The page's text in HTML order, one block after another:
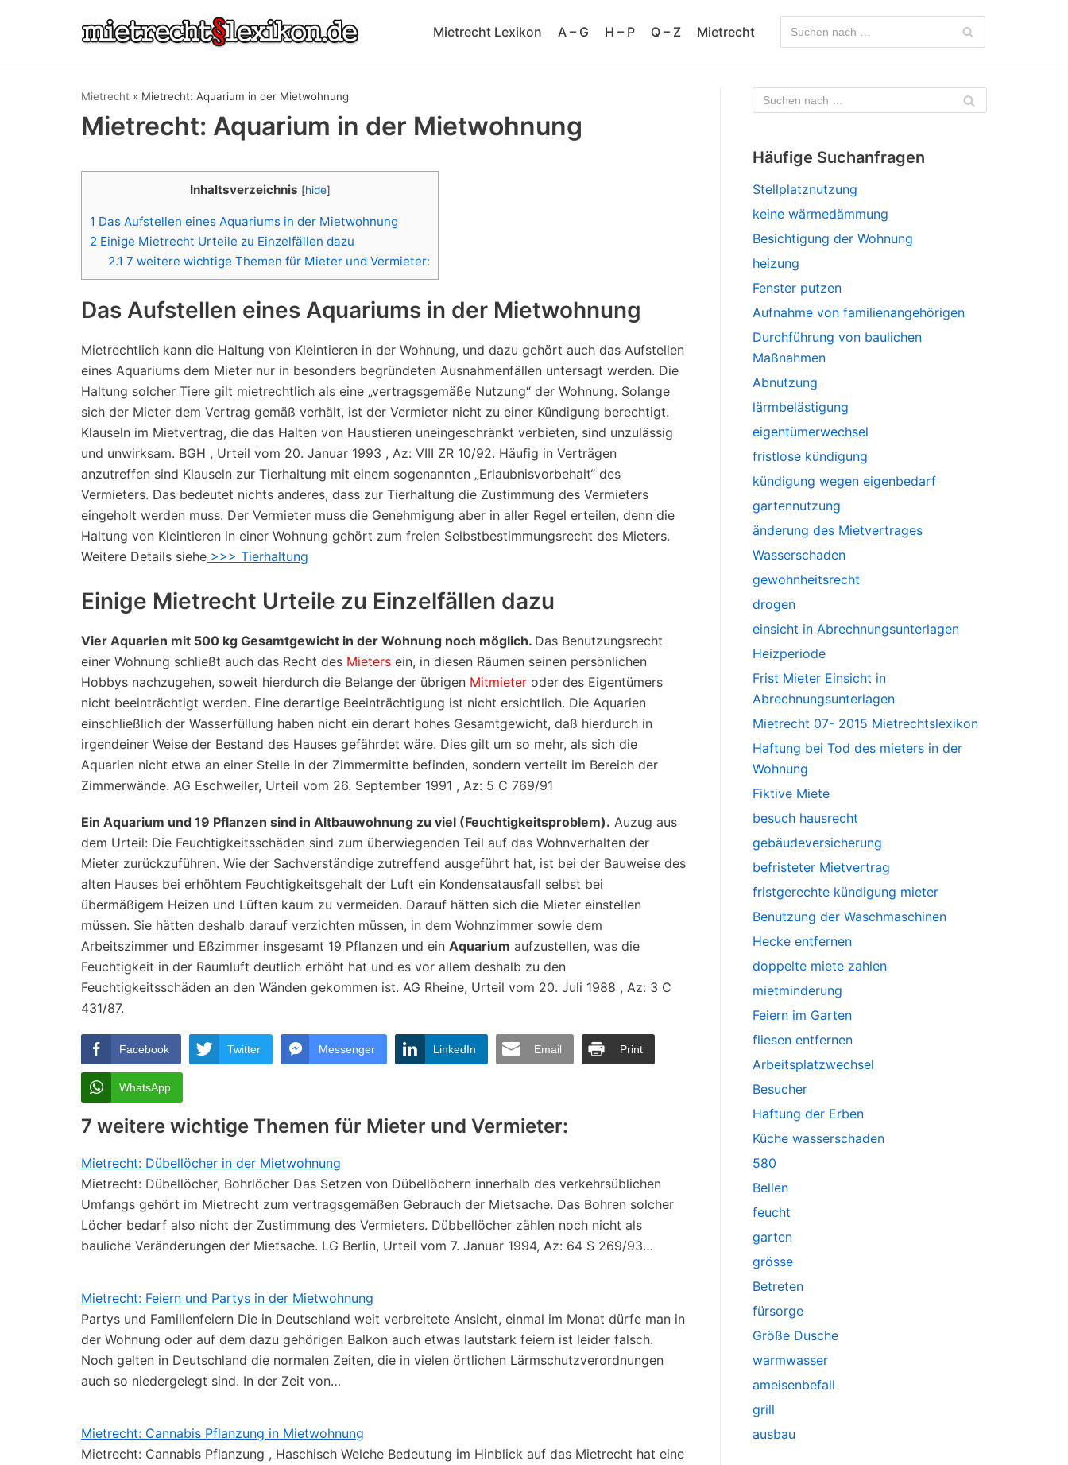
Mietrecht Lexikon A – G H – P Q – Z Mietrecht
Mietrecht » Mietrecht: Aquarium in der Mietwohnung
Mietrecht: Aquarium in der Mietwohnung
Inhaltsverzeichnis [hide]
1 Das Aufstellen eines Aquariums in der Mietwohnung
2 Einige Mietrecht Urteile zu Einzelfällen dazu
2.1 7 weitere wichtige Themen für Mieter und Vermieter:
Das Aufstellen eines Aquariums in der Mietwohnung
Mietrechtlich kann die Haltung von Kleintieren in der Wohnung, und dazu gehört auch das Aufstellen
eines Aquariums dem Mieter nur in besonders begründeten Ausnahmenfällen untersagt werden. Die
Haltung solcher Tiere gilt mietrechtlich als eine „vertragsgemäße Nutzung“ der Wohnung. Solange
sich der Mieter dem Vertrag gemäß verhält, ist der Vermieter nicht zu einer Kündigung berechtigt.
Klauseln im Mietvertrag, die das Halten von Haustieren uneingeschränkt verbieten, sind unzulässig
und unwirksam. BGH , Urteil vom 20. Januar 1993 , Az: VIII ZR 10/92. Häufig in Verträgen
anzutreffen sind Klauseln zur Tierhaltung mit einem sogenannten „Erlaubnisvorbehalt“ des
Vermieters. Das bedeutet nichts anderes, dass zur Tierhaltung die Zustimmung des Vermieters
eingeholt werden muss. Der Vermieter muss die Genehmigung aber in aller Regel erteilen, denn die
Haltung von Kleintieren in einer Wohnung gehört zum freien Selbstbestimmungsrecht des Mieters.
Weitere Details siehe >>> Tierhaltung
Einige Mietrecht Urteile zu Einzelfällen dazu
Vier Aquarien mit 500 kg Gesamtgewicht in der Wohnung noch möglich. Das Benutzungsrecht
einer Wohnung schließt auch das Recht des Mieters ein, in diesen Räumen seinen persönlichen
Hobbys nachzugehen, soweit hierdurch die Belange der übrigen Mitmieter oder des Eigentümers
nicht beeinträchtigt werden. Eine derartige Beeinträchtigung ist nicht ersichtlich. Die Aquarien
einschließlich der Wasserfüllung haben nicht ein derart hohes Gesamtgewicht, daß hierdurch in
irgendeiner Weise der Bestand des Hauses gefährdet wäre. Dies gilt um so mehr, als sich die
Aquarien nicht etwa an einer Stelle in der Zimmermitte befinden, sondern verteilt im Bereich der
Zimmerwände. AG Eschweiler, Urteil vom 26. September 1991 , Az: 5 C 769/91
Ein Aquarium und 19 Pflanzen sind in Altbauwohnung zu viel (Feuchtigkeitsproblem). Auzug aus
dem Urteil: Die Feuchtigkeitsschäden sind zum überwiegenden Teil auf das Wohnverhalten der
Mieter zurückzuführen. Wie der Sachverständige zutreffend ausgeführt hat, ist bei der Bauweise des
alten Hauses bei erhöhtem Feuchtigkeitsgehalt der Luft ein Kondensatausfall selbst bei
übermäßigem Heizen und Lüften kaum zu vermeiden. Darauf hätten sich die Mieter einstellen
müssen. Sie hätten deshalb darauf verzichten müssen, in dem Wohnzimmer sowie dem
Arbeitszimmer und Eßzimmer insgesamt 19 Pflanzen und ein Aquarium aufzustellen, was die
Feuchtigkeit in der Raumluft deutlich erhöht hat und es vor allem deshalb zu den
Feuchtigkeitsschäden an den Wänden gekommen ist. AG Rheine, Urteil vom 20. Juli 1988 , Az: 3 C
431/87.
Facebook Twitter Messenger LinkedIn Email Print
WhatsApp
7 weitere wichtige Themen für Mieter und Vermieter:
Mietrecht: Dübellöcher in der Mietwohnung
Mietrecht: Dübellöcher, Bohrlöcher Das Setzen von Dübellöchern innerhalb des verkehrsüblichen
Umfangs gehört im Mietrecht zum vertragsgemäßen Gebrauch der Mietsache. Das Bohren solcher
Löcher bedarf also nicht der Zustimmung des Vermieters. Dübbellöcher zählen noch nicht als
bauliche Veränderungen der Mietsache. LG Berlin, Urteil vom 7. Januar 1994, Az: 64 S 269/93…
Mietrecht: Feiern und Partys in der Mietwohnung
Partys und Familienfeiern Die in Deutschland weit verbreitete Ansicht, einmal im Monat dürfe man in
der Wohnung oder auf dem dazu gehörigen Balkon auch etwas lautstark feiern ist leider falsch.
Noch gelten in Deutschland die normalen Zeiten, die in vielen örtlichen Lärmschutzverordnungen
auch so niedergelegt sind. In der Zeit von…
Mietrecht: Cannabis Pflanzung in Mietwohnung
Mietrecht: Cannabis Pflanzung , Haschisch Welche Bedeutung im Hinblick auf das Mietrecht hat eine
Häufige Suchanfragen
Stellplatznutzung
keine wärmedämmung
Besichtigung der Wohnung
heizung
Fenster putzen
Aufnahme von familienangehörigen
Durchführung von baulichen
Maßnahmen
Abnutzung
lärmbelästigung
eigentümerwechsel
fristlose kündigung
kündigung wegen eigenbedarf
gartennutzung
änderung des Mietvertrages
Wasserschaden
gewohnheitsrecht
drogen
einsicht in Abrechnungsunterlagen
Heizperiode
Frist Mieter Einsicht in
Abrechnungsunterlagen
Mietrecht 07- 2015 Mietrechtslexikon
Haftung bei Tod des mieters in der
Wohnung
Fiktive Miete
besuch hausrecht
gebäudeversicherung
befristeter Mietvertrag
fristgerechte kündigung mieter
Benutzung der Waschmaschinen
Hecke entfernen
doppelte miete zahlen
mietminderung
Feiern im Garten
fliesen entfernen
Arbeitsplatzwechsel
Besucher
Haftung der Erben
Küche wasserschaden
580
Bellen
feucht
garten
grösse
Betreten
fürsorge
Größe Dusche
warmwasser
ameisenbefall
grill
ausbau